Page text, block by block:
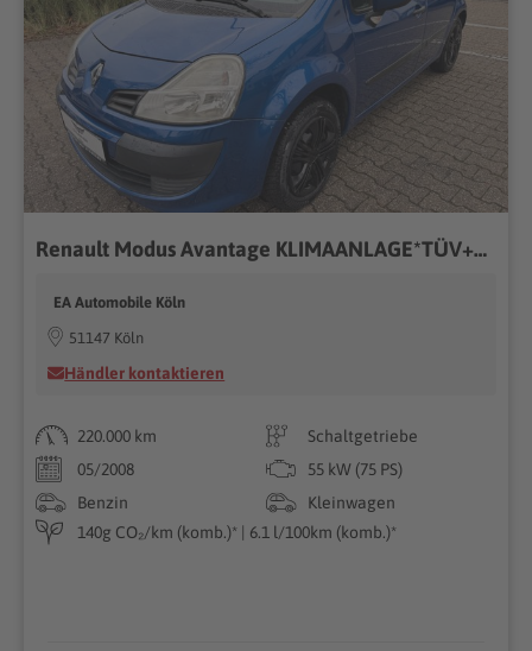
Renault Modus Avantage KLIMAANLAGE*TÜV+SERVICE NEU*
EA Automobile Köln
51147 Köln
Händler kontaktieren
220.000 km
Schaltgetriebe
05/2008
55 kW (75 PS)
Benzin
Kleinwagen
140g CO₂/km (komb.)* | 6.1 l/100km (komb.)*